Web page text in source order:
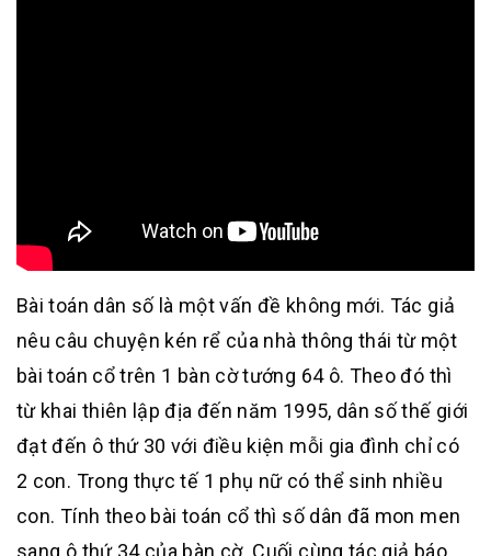
Bài toán dân số là một vấn đề không mới. Tác giả
nêu câu chuyện kén rể của nhà thông thái từ một
bài toán cổ trên 1 bàn cờ tướng 64 ô. Theo đó thì
từ khai thiên lập địa đến năm 1995, dân số thế giới
đạt đến ô thứ 30 với điều kiện mỗi gia đình chỉ có
2 con. Trong thực tế 1 phụ nữ có thể sinh nhiều
con. Tính theo bài toán cổ thì số dân đã mon men
sang ô thứ 34 của bàn cờ. Cuối cùng tác giả báo